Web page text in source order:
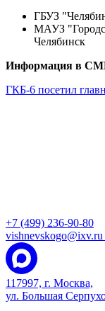
ГБУЗ
МАУЗ
Челябинск
Информация в
ГКБ-6 посетил
+7 (499) 236-90-80
vishnevskogo@ixv.ru
117997, г. Москва,
ул. Большая